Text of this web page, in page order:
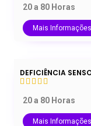
20 a 80 Horas
Mais Informações
DEFICIÊNCIA
20 a 80 Horas
Mais Informações